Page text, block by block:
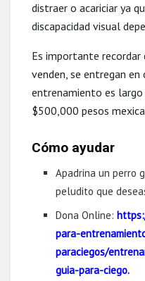
distraer o acariciar ya
discapacidad visual
Es importante recordar
venden, se entregan
entrenamiento es
$500,000 pesos
Cómo ayudar
Apadrina un perro
peludito que
Dona Online:
para-
paraciegos/
guia-para-ciego.